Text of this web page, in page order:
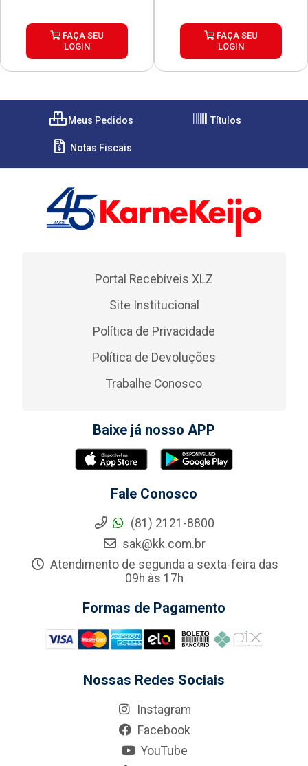
FAÇA SEU
LOGIN
FAÇA SEU
LOGIN
Meus Pedidos Títulos
Notas Fiscais
Portal Recebíveis XLZ
Site Institucional
Política de Privacidade
Política de Devoluções
Trabalhe Conosco
Baixe já nosso APP
Fale Conosco
(81) 2121-8800
sak@kk.com.br
Atendimento de segunda a sexta-feira das
09h às 17h
Formas de Pagamento
Nossas Redes Sociais
Instagram
Facebook
YouTube